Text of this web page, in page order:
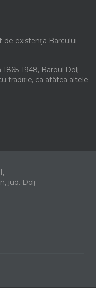
de existența Baroului
1948, Baroul Dolj
tradiție, ca atâtea altele
jud. Dolj